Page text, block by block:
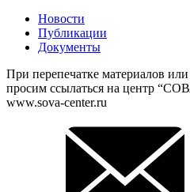
Новости
Публикации
Документы
При перепечатке материалов
просим ссылаться на центр
www.sova-center.ru